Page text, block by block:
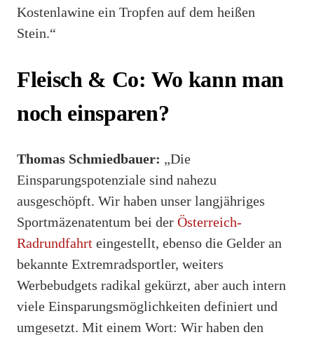
Kostenlawine ein Tropfen auf dem heißen
Stein.“
Fleisch & Co: Wo kann man
noch einsparen?
Thomas Schmiedbauer: „Die
Einsparungspotenziale sind nahezu
ausgeschöpft. Wir haben unser langjähriges
Sportmäzenatentum bei der Österreich-
Radrundfahrt eingestellt, ebenso die Gelder an
bekannte Extremradsportler, weiters
Werbebudgets radikal gekürzt, aber auch intern
viele Einsparungsmöglichkeiten definiert und
umgesetzt. Mit einem Wort: Wir haben den